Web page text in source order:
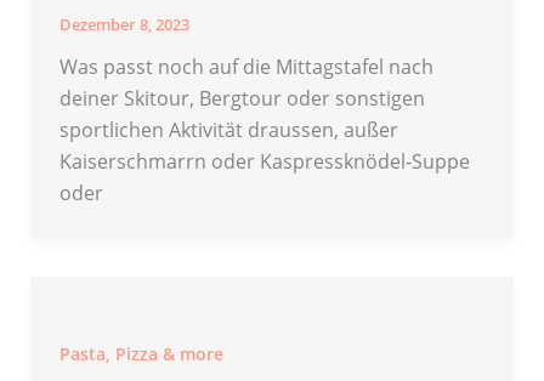
Dezember 8, 2023
Was passt noch auf die Mittagstafel nach
deiner Skitour, Bergtour oder sonstigen
sportlichen Aktivität draussen, außer
Kaiserschmarrn oder Kaspressknödel-Suppe
oder
Pasta, Pizza & more